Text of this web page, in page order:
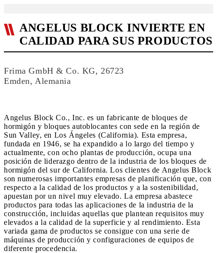
ANGELUS BLOCK INVIERTE EN
CALIDAD PARA SUS PRODUCTOS
Frima GmbH & Co. KG, 26723
Emden, Alemania
Angelus Block Co., Inc. es un fabricante de bloques de
hormigón y bloques autoblocantes con sede en la región de
Sun Valley, en Los Ángeles (California). Esta empresa,
fundada en 1946, se ha expandido a lo largo del tiempo y
actualmente, con ocho plantas de producción, ocupa una
posición de liderazgo dentro de la industria de los bloques de
hormigón del sur de California. Los clientes de Angelus Block
son numerosas importantes empresas de planificación que, con
respecto a la calidad de los productos y a la sostenibilidad,
apuestan por un nivel muy elevado. La empresa abastece
productos para todas las aplicaciones de la industria de la
construcción, incluidas aquellas que plantean requisitos muy
elevados a la calidad de la superficie y al rendimiento. Esta
variada gama de productos se consigue con una serie de
máquinas de producción y configuraciones de equipos de
diferente procedencia.